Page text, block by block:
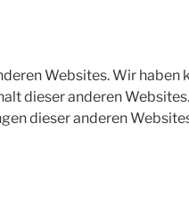
Websites. Wir haben
dieser anderen
dieser anderen